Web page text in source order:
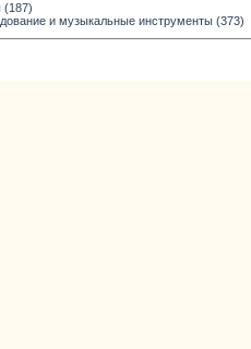
(187)
и музыкальные инструменты (373)